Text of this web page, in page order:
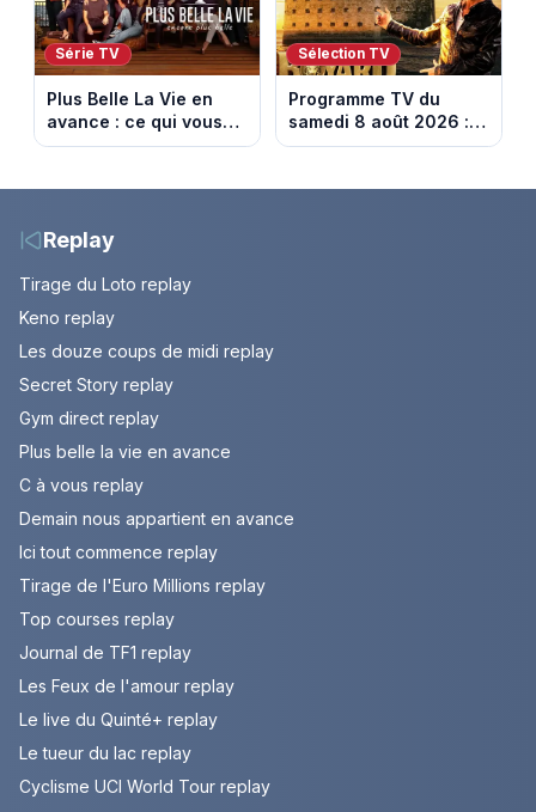
Série TV
Plus Belle La Vie en
avance : ce qui vous
attend la semaine du
(spoiler)
Sélection TV
Programme TV du
samedi 8 août 2026 :
notre sélection pour
Replay
Tirage du Loto replay
Keno replay
Les douze coups de midi replay
Secret Story replay
Gym direct replay
Plus belle la vie en avance
C à vous replay
Demain nous appartient en avance
Ici tout commence replay
Tirage de l'Euro Millions replay
Top courses replay
Journal de TF1 replay
Les Feux de l'amour replay
Le live du Quinté+ replay
Le tueur du lac replay
Cyclisme UCI World Tour replay